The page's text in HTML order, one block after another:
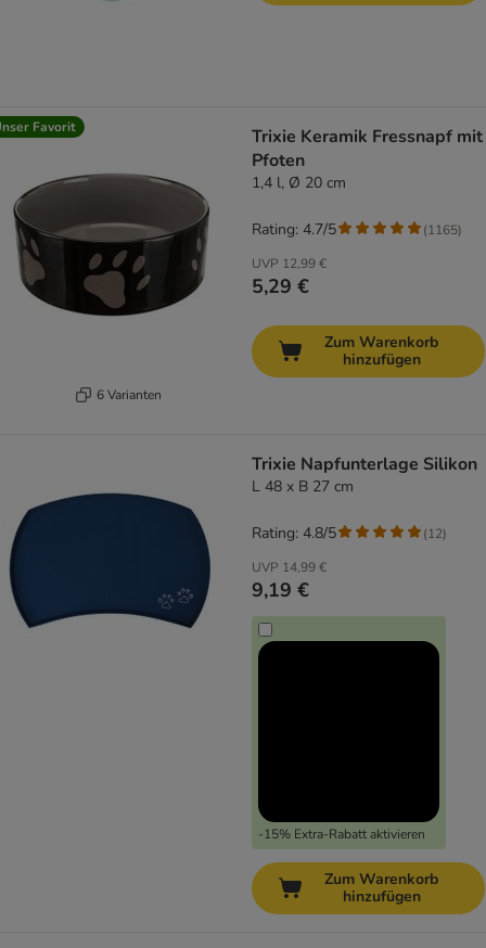
Favorit
6 Varianten
Trixie Keramik Fressnapf mit
Pfoten
1,4 l, Ø 20 cm
UVP 12,99 €
5,29 €
Rating: 4.7/5 (1165)
Zum Warenkorb
hinzufügen
Trixie Napfunterlage Silikon
L 48 x B 27 cm
UVP 14,99 €
9,19 €
-15% Extra-Rabatt aktivieren
Rating: 4.8/5 (12)
Zum Warenkorb
hinzufügen